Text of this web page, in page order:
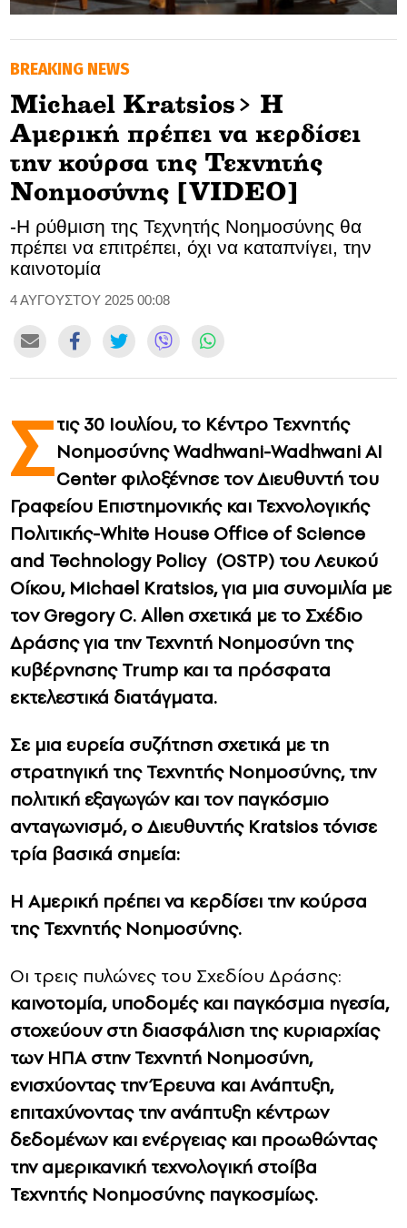
SOOZIE’S FRIENDS
CULTURE
TASTELAND
TECH
HEALTH
MEDIALAND
CONTACT
ADVERTISE
BREAKING NEWS
Michael Kratsios> Η
Αμερική πρέπει να κερδίσει
την κούρσα της Τεχνητής
Νοημοσύνης [VIDEO]
-Η ρύθμιση της Τεχνητής Νοημοσύνης θα
πρέπει να επιτρέπει, όχι να καταπνίγει, την
καινοτομία
4 ΑΥΓΟΥΣΤΟΥ 2025 00:08
Σ τις 30 Ιουλίου, το Κέντρο Τεχνητής
Νοημοσύνης Wadhwani-Wadhwani AI
Center φιλοξένησε τον Διευθυντή του
Γραφείου Επιστημονικής και Τεχνολογικής
Πολιτικής-White House Office of Science
and Technology Policy (OSTP) του Λευκού
Οίκου, Michael Kratsios, για μια συνομιλία με
τον Gregory C. Allen σχετικά με το Σχέδιο
Δράσης για την Τεχνητή Νοημοσύνη της
κυβέρνησης Trump και τα πρόσφατα
εκτελεστικά διατάγματα.
Σε μια ευρεία συζήτηση σχετικά με τη
στρατηγική της Τεχνητής Νοημοσύνης, την
πολιτική εξαγωγών και τον παγκόσμιο
ανταγωνισμό, ο Διευθυντής Kratsios τόνισε
τρία βασικά σημεία:
Η Αμερική πρέπει να κερδίσει την κούρσα
της Τεχνητής Νοημοσύνης.
Οι τρεις πυλώνες του Σχεδίου Δράσης:
καινοτομία, υποδομές και παγκόσμια ηγεσία,
στοχεύουν στη διασφάλιση της κυριαρχίας
των ΗΠΑ στην Τεχνητή Νοημοσύνη,
ενισχύοντας την Έρευνα και Ανάπτυξη,
επιταχύνοντας την ανάπτυξη κέντρων
δεδομένων και ενέργειας και προωθώντας
την αμερικανική τεχνολογική στοίβα
Τεχνητής Νοημοσύνης παγκοσμίως.